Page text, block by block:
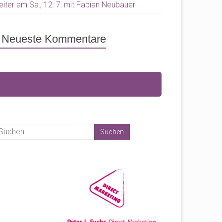
am Sa., 12. 7. mit Fabian Neubauer
Neueste Kommentare